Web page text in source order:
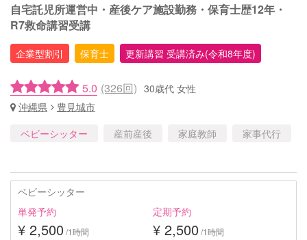
自宅託児所運営中・産後ケア施設勤務・保育士歴12年・
R7救命講習受講
企業型割引 保育士 更新講習 受講済み(令和8年度)
5.0 (326回) 30歳代 女性
沖縄県
豊見城市
ベビーシッター
産前産後 家庭教師 家事代行
ベビーシッター
単発予約
¥ 2,500 /1時間
定期予約
¥ 2,500 /1時間